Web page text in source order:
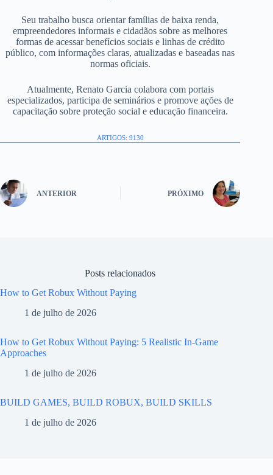
Seu trabalho busca orientar famílias de baixa renda,
empreendedores informais e cidadãos sobre as melhores
formas de acessar benefícios sociais e linhas de crédito
público, com informações claras, atualizadas e baseadas nas
normas oficiais.
Atualmente, Renato Garcia colabora com portais
especializados, participa de seminários e promove ações de
capacitação sobre proteção social e educação financeira.
ARTIGOS: 9130
ANTERIOR PRÓXIMO
Posts relacionados
How to Get Robux Without Paying
1 de julho de 2026
How to Get Robux Without Paying: 5 Realistic In-Game
Approaches
1 de julho de 2026
BUILD GAMES, BUILD ROBUX, BUILD SKILLS
1 de julho de 2026